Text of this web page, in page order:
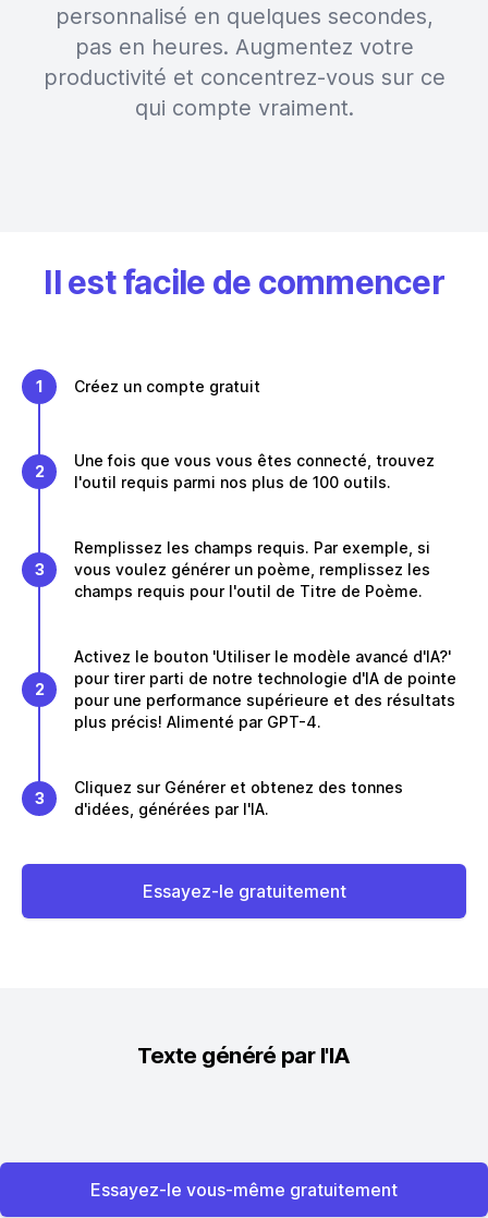
personnalisé en quelques secondes,
pas en heures. Augmentez votre
productivité et concentrez-vous sur ce
qui compte vraiment.
Il est facile de commencer
1 Créez un compte gratuit
2
Une fois que vous vous êtes connecté, trouvez
l'outil requis parmi nos plus de 100 outils.
3
Remplissez les champs requis. Par exemple, si
vous voulez générer un poème, remplissez les
champs requis pour l'outil de Titre de Poème.
2
Activez le bouton 'Utiliser le modèle avancé d'IA?'
pour tirer parti de notre technologie d'IA de pointe
pour une performance supérieure et des résultats
plus précis! Alimenté par GPT-4.
3
Cliquez sur Générer et obtenez des tonnes
d'idées, générées par l'IA.
Essayez-le gratuitement
Texte généré par l'IA
Essayez-le vous-même gratuitement